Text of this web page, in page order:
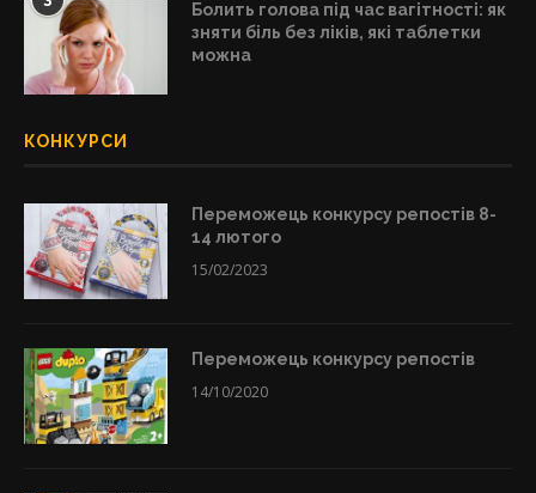
Болить голова під час вагітності: як
зняти біль без ліків, які таблетки
можна
КОНКУРСИ
Переможець конкурсу репостів 8-
14 лютого
15/02/2023
Переможець конкурсу репостів
14/10/2020